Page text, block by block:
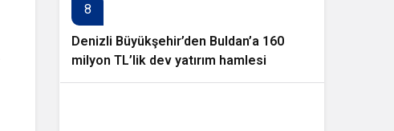
8
Denizli Büyükşehir’den Buldan’a 160
milyon TL’lik dev yatırım hamlesi